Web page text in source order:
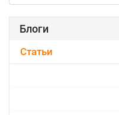
Блоги
Статьи